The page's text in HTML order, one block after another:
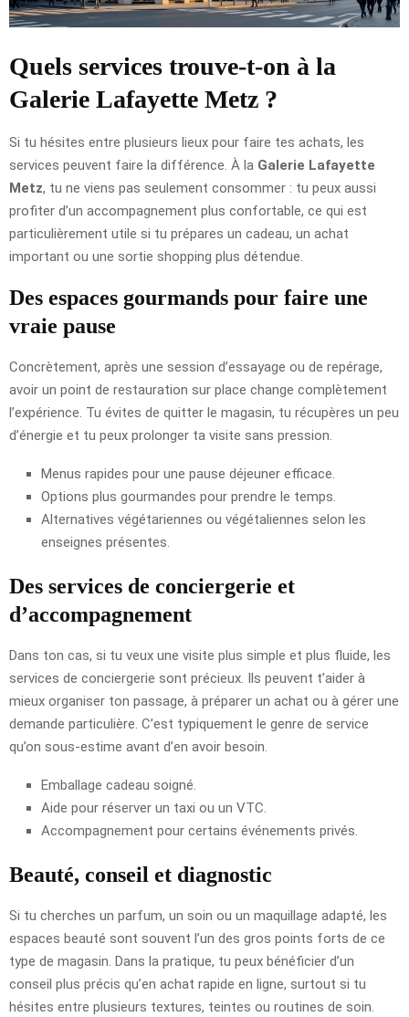
Quels services trouve-t-on à la
Galerie Lafayette Metz ?
Si tu hésites entre plusieurs lieux pour faire tes achats, les
services peuvent faire la différence. À la Galerie Lafayette
Metz, tu ne viens pas seulement consommer : tu peux aussi
profiter d’un accompagnement plus confortable, ce qui est
particulièrement utile si tu prépares un cadeau, un achat
important ou une sortie shopping plus détendue.
Des espaces gourmands pour faire une
vraie pause
Concrètement, après une session d’essayage ou de repérage,
avoir un point de restauration sur place change complètement
l’expérience. Tu évites de quitter le magasin, tu récupères un peu
d’énergie et tu peux prolonger ta visite sans pression.
Menus rapides pour une pause déjeuner efficace.
Options plus gourmandes pour prendre le temps.
Alternatives végétariennes ou végétaliennes selon les
enseignes présentes.
Des services de conciergerie et
d’accompagnement
Dans ton cas, si tu veux une visite plus simple et plus fluide, les
services de conciergerie sont précieux. Ils peuvent t’aider à
mieux organiser ton passage, à préparer un achat ou à gérer une
demande particulière. C’est typiquement le genre de service
qu’on sous-estime avant d’en avoir besoin.
Emballage cadeau soigné.
Aide pour réserver un taxi ou un VTC.
Accompagnement pour certains événements privés.
Beauté, conseil et diagnostic
Si tu cherches un parfum, un soin ou un maquillage adapté, les
espaces beauté sont souvent l’un des gros points forts de ce
type de magasin. Dans la pratique, tu peux bénéficier d’un
conseil plus précis qu’en achat rapide en ligne, surtout si tu
hésites entre plusieurs textures, teintes ou routines de soin.